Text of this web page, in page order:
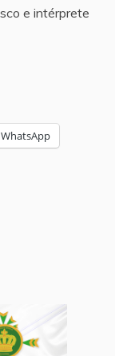
e intérprete
WhatsApp